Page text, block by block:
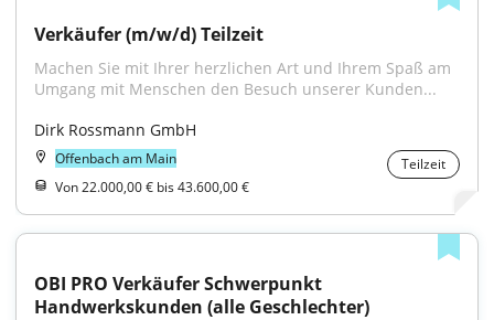
Verkäufer (m/w/d) Teilzeit
Machen Sie mit Ihrer herzlichen Art und Ihrem Spaß am
Umgang mit Menschen den Besuch unserer Kunden...
Dirk Rossmann GmbH
Offenbach am Main
Teilzeit
Von 22.000,00 € bis 43.600,00 €
OBI PRO Verkäufer Schwerpunkt
Handwerkskunden (alle Geschlechter)